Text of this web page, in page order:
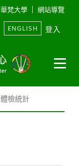
華梵大學 網站導覽
ENGLISH 登入
體檢統計